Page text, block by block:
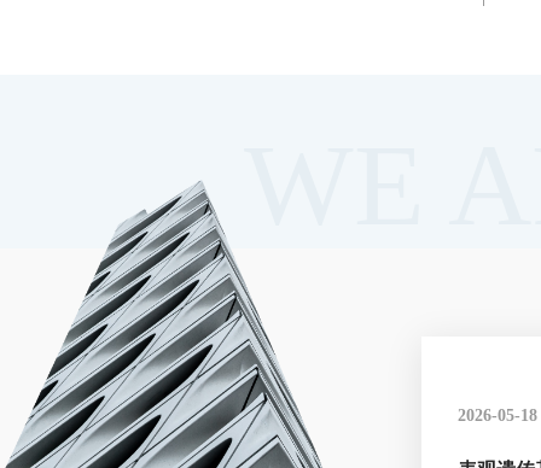
2026-05-18